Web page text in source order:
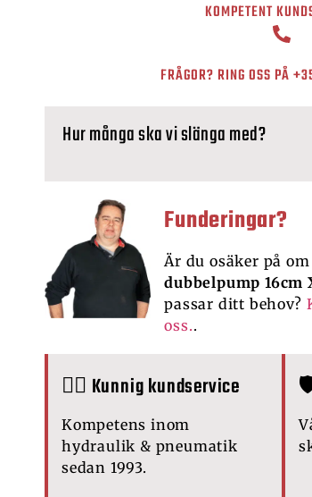
KOMPETENT
FRÅGOR? RING OSS PÅ
Hur många ska vi slänga med?
Funderingar?
Är du osäker på om
dubbelpump 16cm
passar ditt behov?
oss..
🙋‍♂️ Kunnig kundservice
Kompetens inom
hydraulik & pneumatik
sedan 1993.